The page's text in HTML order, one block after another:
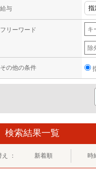
給与
フリーワード
その他の条件
検索結果一覧
： 新着順 時